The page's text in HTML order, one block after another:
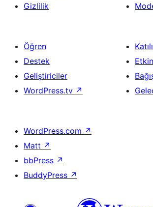
Gizlilik
Öğren
Destek
Geliştiriciler
WordPress.tv ↗
WordPress.com ↗
Matt ↗
bbPress ↗
BuddyPress ↗